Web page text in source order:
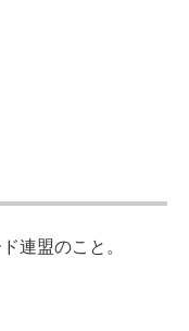
連盟のこと。